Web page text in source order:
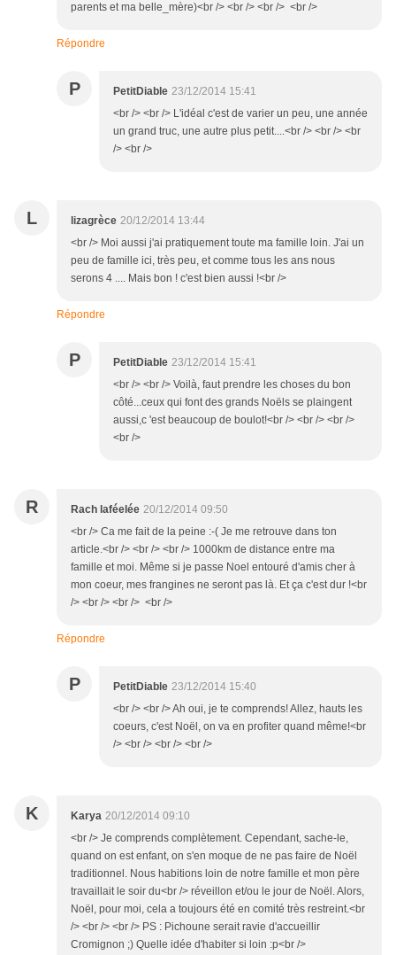
parents et ma belle_mère)<br /> <br /> <br /> <br />
Répondre
P PetitDiable 23/12/2014 15:41
<br /> <br /> L'idéal c'est de varier un peu, une année
un grand truc, une autre plus petit....<br /> <br /> <br
/> <br />
L lizagrèce 20/12/2014 13:44
<br /> Moi aussi j'ai pratiquement toute ma famille loin. J'ai un
peu de famille ici, très peu, et comme tous les ans nous
serons 4 .... Mais bon ! c'est bien aussi !<br />
Répondre
P PetitDiable 23/12/2014 15:41
<br /> <br /> Voilà, faut prendre les choses du bon
côté...ceux qui font des grands Noëls se plaingent
aussi,c 'est beaucoup de boulot!<br /> <br /> <br />
<br />
R Rach laféelée 20/12/2014 09:50
<br /> Ca me fait de la peine :-( Je me retrouve dans ton
article.<br /> <br /> <br /> 1000km de distance entre ma
famille et moi. Même si je passe Noel entouré d'amis cher à
mon coeur, mes frangines ne seront pas là. Et ça c'est dur !<br
/> <br /> <br /> <br />
Répondre
P PetitDiable 23/12/2014 15:40
<br /> <br /> Ah oui, je te comprends! Allez, hauts les
coeurs, c'est Noël, on va en profiter quand même!<br
/> <br /> <br /> <br />
K Karya 20/12/2014 09:10
<br /> Je comprends complètement. Cependant, sache-le,
quand on est enfant, on s'en moque de ne pas faire de Noël
traditionnel. Nous habitions loin de notre famille et mon père
travaillait le soir du<br /> réveillon et/ou le jour de Noël. Alors,
Noël, pour moi, cela a toujours été en comité très restreint.<br
/> <br /> <br /> PS : Pichoune serait ravie d'accueillir
Cromignon ;) Quelle idée d'habiter si loin :p<br />